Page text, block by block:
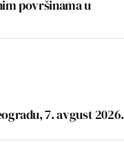
površinama u
7. avgust 2026.